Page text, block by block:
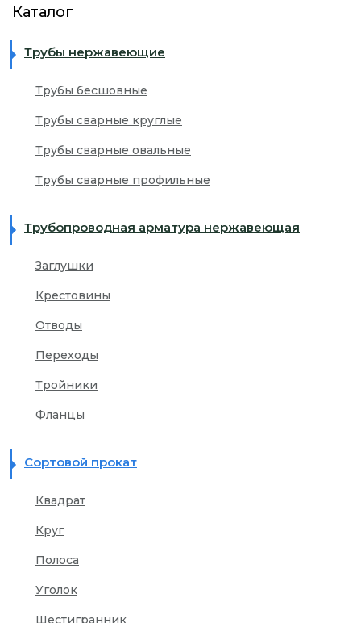
КОМПЛЕКСНОЕ СНАБЖЕНИЕ ПРОИЗВОДСТВА
Каталог
Трубы нержавеющие
Трубы бесшовные
Трубы сварные круглые
Трубы сварные овальные
Трубы сварные профильные
Трубопроводная арматура нержавеющая
Заглушки
Крестовины
Отводы
Переходы
Тройники
Фланцы
Сортовой прокат
Квадрат
Круг
Полоса
Уголок
Шестигранник